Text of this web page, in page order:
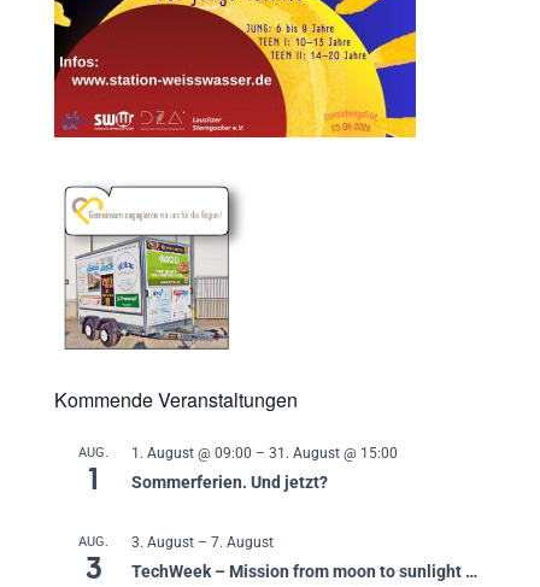
Kommende Veranstaltungen
AUG.
1
1. August @ 09:00 – 31. August @ 15:00
Sommerferien. Und jetzt?
AUG.
3
3. August – 7. August
TechWeek – Mission from moon to sunlight …